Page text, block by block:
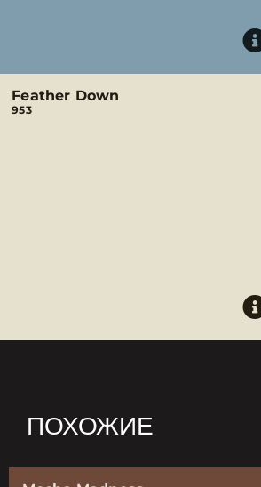
Feather Down
953
ПОХОЖИЕ